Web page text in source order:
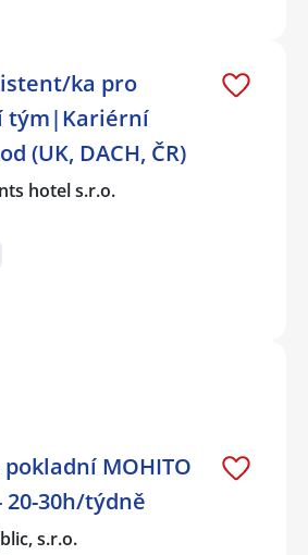
ka pro
tým|Kariérní
(UK, DACH, ČR)
hotel s.r.o.
MOHITO
30h/týdně
s.r.o.